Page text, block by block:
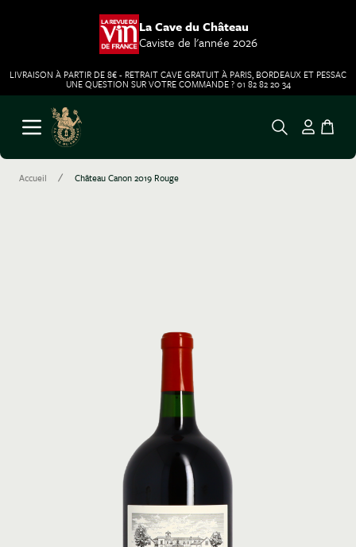
La Cave du Château
Caviste de l'année 2026
LIVRAISON À PARTIR DE 8€ - RETRAIT CAVE GRATUIT À PARIS, BORDEAUX ET PESSAC
UNE QUESTION SUR VOTRE COMMANDE ? 01 82 82 20 34
Aller au contenu
Ouvrir le menu
Accueil / Château Canon 2019 Rouge